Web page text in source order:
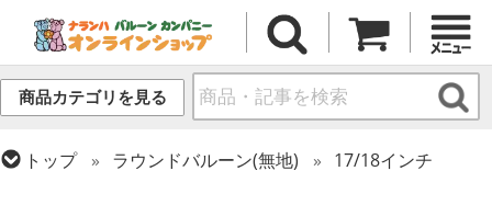
商品カテゴリを見る
トップ ラウンドバルーン(無地)
17/18インチ